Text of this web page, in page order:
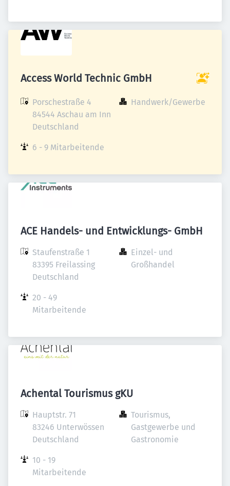
Access World Technic GmbH
Porschestraße 4
84544 Aschau am Inn
Deutschland
Handwerk/Gewerbe
6 - 9 Mitarbeitende
ACE Handels- und Entwicklungs- GmbH
Staufenstraße 1
83395 Freilassing
Deutschland
Einzel- und
Großhandel
20 - 49
Mitarbeitende
Achental Tourismus gKU
Hauptstr. 71
83246 Unterwössen
Deutschland
Tourismus,
Gastgewerbe und
Gastronomie
10 - 19
Mitarbeitende